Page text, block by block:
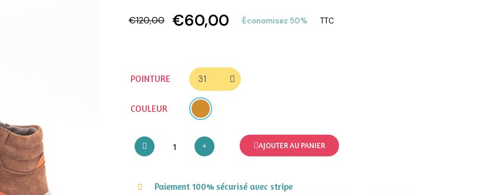
€120,00 €60,00 Économisez 50% TTC
POINTURE
COULEUR
AJOUTER AU PANIER
Paiement 100% sécurisé avec stripe